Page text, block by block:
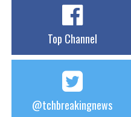
Top Channel
@tchbreakingnews